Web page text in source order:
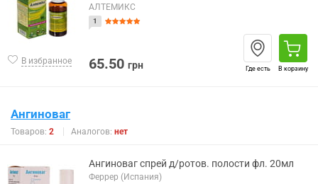
В избранное
АЛТЕМИКС
1
65.50 грн Где есть В корзину
Ангиноваг
Товаров: 2 Аналогов: нет
Ангиноваг спрей д/ротов. полости фл. 20мл
Феррер (Испания)